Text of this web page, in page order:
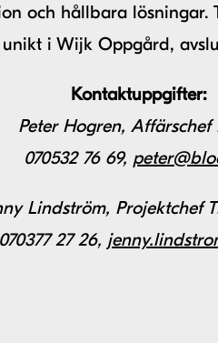
och hållbara lösningar.
i Wijk Oppgård,
Kontaktuppgifter:
Peter Hogren, Affärschef
070532 76 69,
Lindström, Projektchef
070377 27 26,